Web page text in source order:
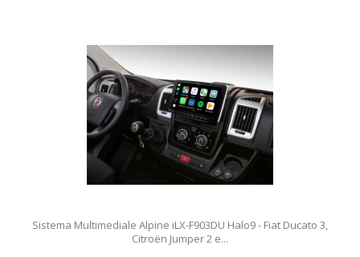
Sistema Multimediale Alpine iLX-F903DU Halo9 - Fiat Ducato 3,
Citroën Jumper 2 e...